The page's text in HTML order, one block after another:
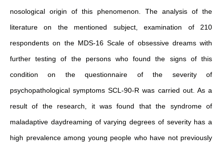
nosological origin of this phenomenon. The analysis of the
literature on the mentioned subject, examination of 210
respondents on the MDS-16 Scale of obsessive dreams with
further testing of the persons who found the signs of this
condition on the questionnaire of the severity of
psychopathological symptoms SCL-90-R was carried out. As a
result of the research, it was found that the syndrome of
maladaptive daydreaming of varying degrees of severity has a
high prevalence among young people who have not previously